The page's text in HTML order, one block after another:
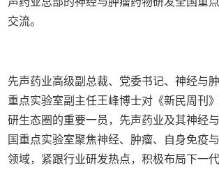
交流。
先声药业高级副总裁、党委书记、神经与
重点实验室副主任王峰博士对《新民周刊
研生态圈的重要一员，先声药业及其神经
国重点实验室聚焦神经、肿瘤、自身免疫
领域，紧跟行业研发热点，积极布局下一